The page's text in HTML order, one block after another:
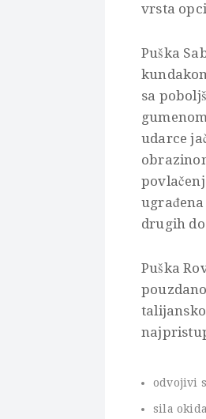
vrsta
Puška
sa
udarce
drugih
Puška
odvojivi
sila